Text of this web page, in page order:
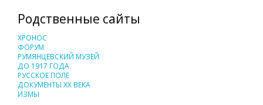
Родственные сайты
ХРОНОС
ФОРУМ
РУМЯНЦЕВСКИЙ МУЗЕЙ
ДО 1917 ГОДА
РУССКОЕ ПОЛЕ
ДОКУМЕНТЫ XX ВЕКА
ИЗМЫ